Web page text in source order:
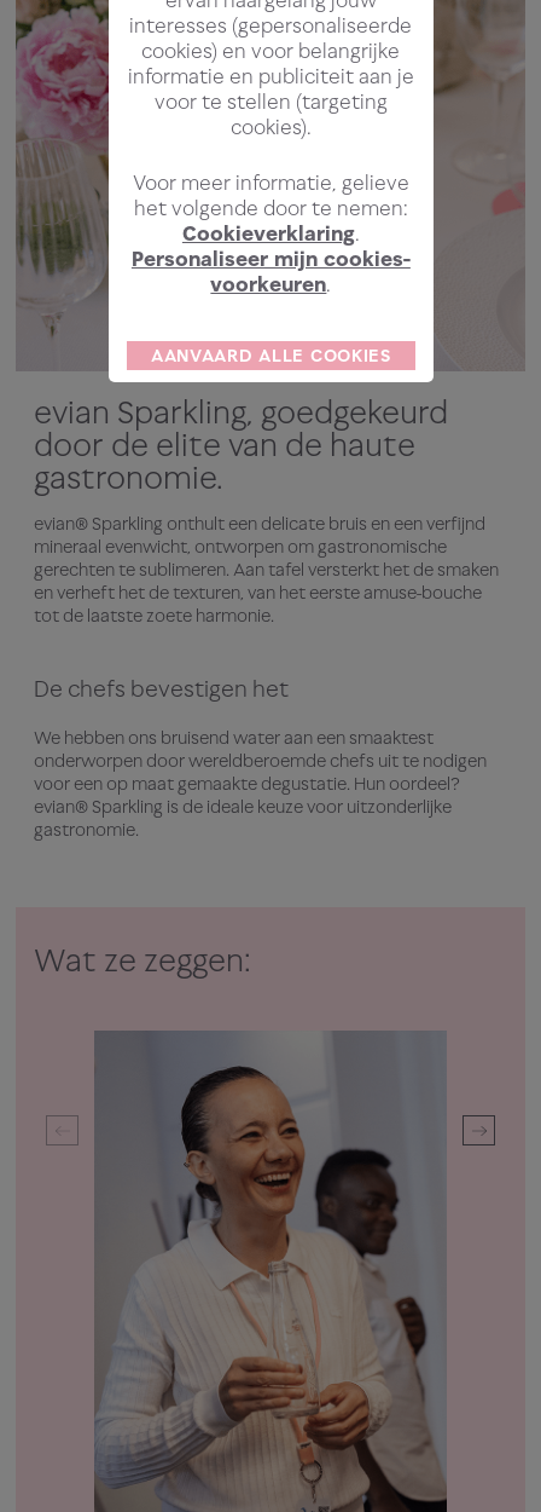
evian Sparkling, goedgekeurd
door de elite van de haute
gastronomie.
evian® Sparkling onthult een delicate bruis en een verfijnd
mineraal evenwicht, ontworpen om gastronomische
gerechten te sublimeren. Aan tafel versterkt het de smaken
en verheft het de texturen, van het eerste amuse-bouche
tot de laatste zoete harmonie.
De chefs bevestigen het
We hebben ons bruisend water aan een smaaktest
onderworpen door wereldberoemde chefs uit te nodigen
voor een op maat gemaakte degustatie. Hun oordeel?
evian® Sparkling is de ideale keuze voor uitzonderlijke
gastronomie.
Wat ze zeggen:
interesses (gepersonaliseerde
cookies) en voor belangrijke
informatie en publiciteit aan je
voor te stellen (targeting
cookies).
Voor meer informatie, gelieve
het volgende door te nemen:
Cookieverklaring.
Personaliseer mijn cookies-
voorkeuren.
AANVAARD ALLE COOKIES